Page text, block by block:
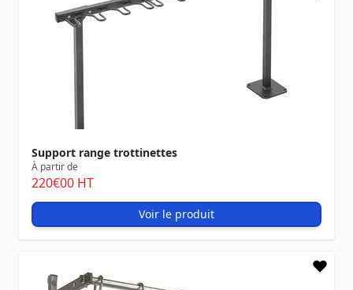
Support range trottinettes
À partir de
220€00 HT
Voir le produit